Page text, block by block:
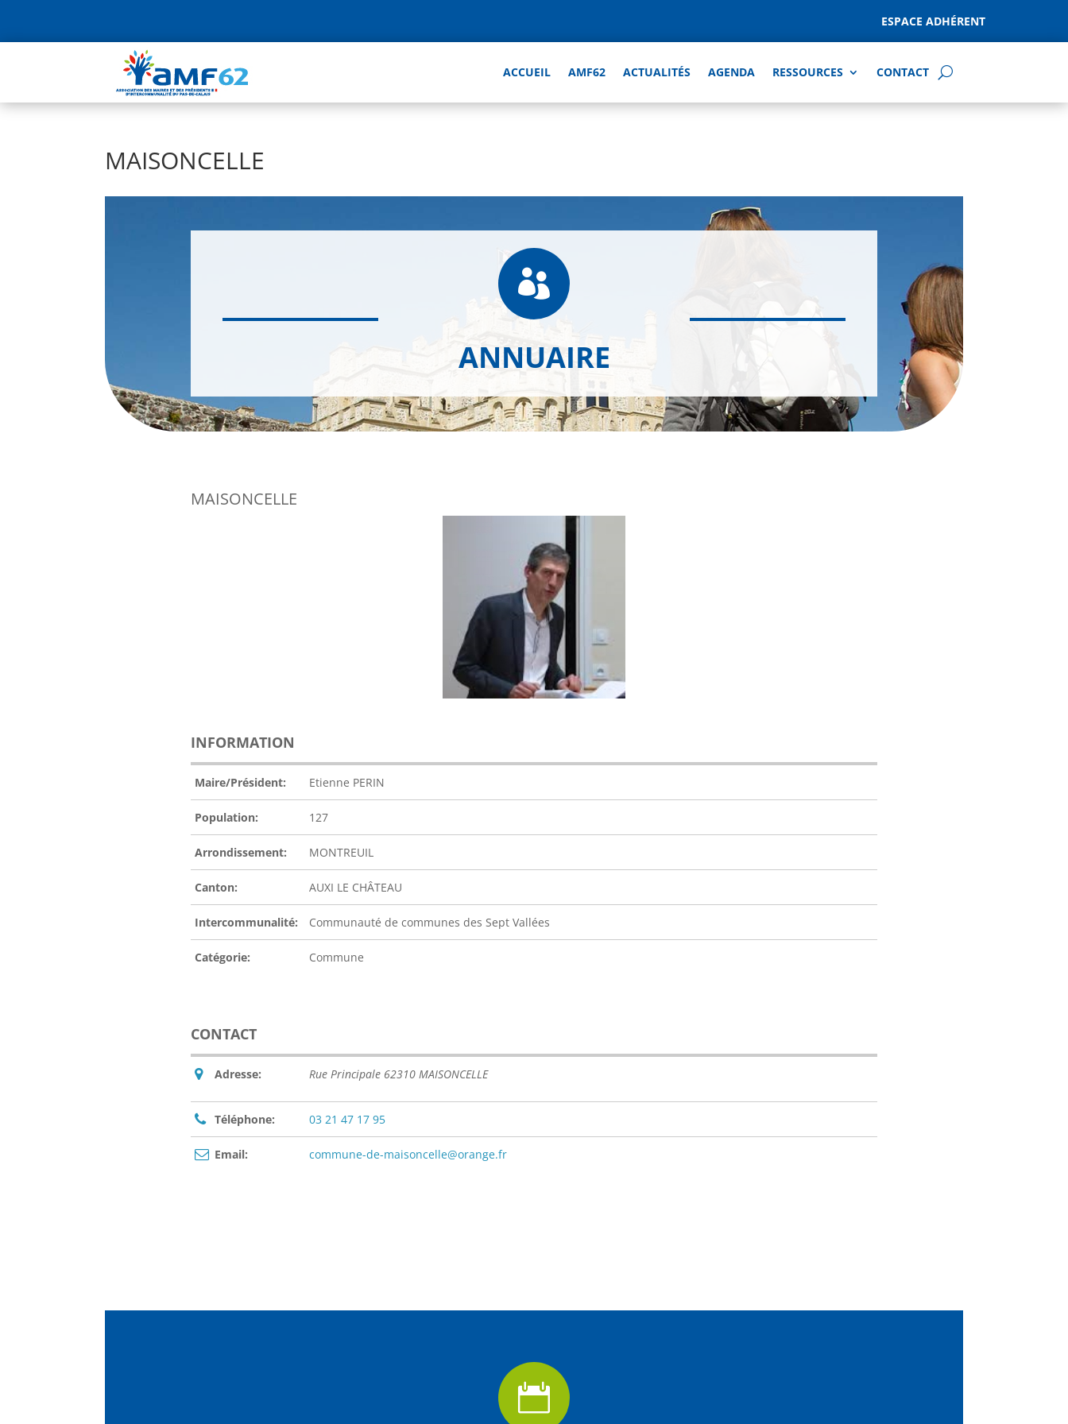
ESPACE ADHÉRENT
ACCUEIL AMF62 ACTUALITÉS AGENDA RESSOURCES CONTACT
MAISONCELLE

ANNUAIRE
MAISONCELLE
INFORMATION
Maire/Président: Etienne PERIN
Population: 127
Arrondissement: MONTREUIL
Canton: AUXI LE CHÂTEAU
Intercommunalité: Communauté de communes des Sept Vallées
Catégorie: Commune
CONTACT
Adresse: Rue Principale 62310 MAISONCELLE
Téléphone: 03 21 47 17 95
Email: commune-de-maisoncelle@orange.fr
